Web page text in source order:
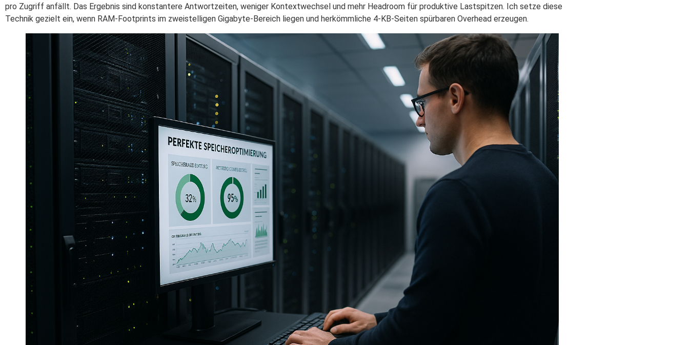
pro Zugriff anfällt. Das Ergebnis sind konstantere Antwortzeiten, weniger Kontextwechsel und mehr Headroom für produktive Lastspitzen. Ich setze diese
Technik gezielt ein, wenn RAM‑Footprints im zweistelligen Gigabyte‑Bereich liegen und herkömmliche 4‑KB‑Seiten spürbaren Overhead erzeugen.